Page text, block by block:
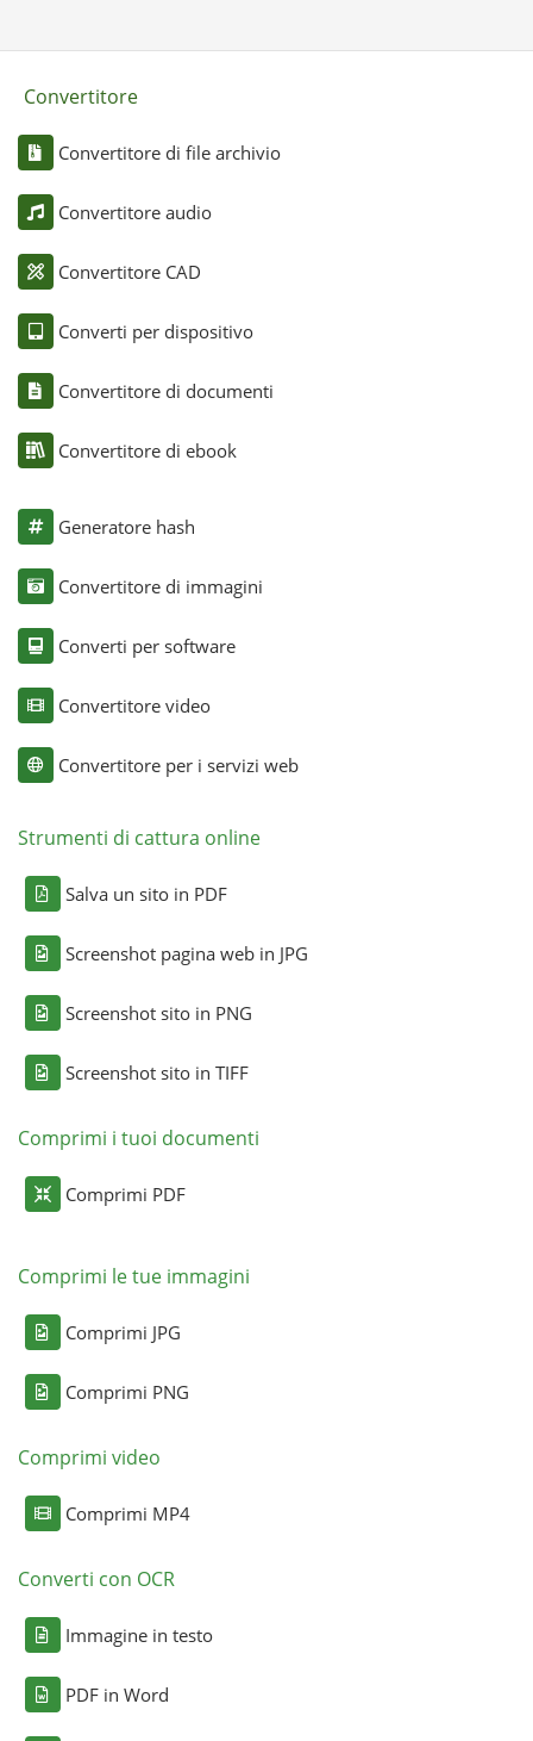
Convertitore
Convertitore di file archivio
Convertitore audio
Convertitore CAD
Converti per dispositivo
Convertitore di documenti
Convertitore di ebook
Generatore hash
Convertitore di immagini
Converti per software
Convertitore video
Convertitore per i servizi web
Strumenti di cattura online
Salva un sito in PDF
Screenshot pagina web in JPG
Screenshot sito in PNG
Screenshot sito in TIFF
Comprimi i tuoi documenti
Comprimi PDF
Comprimi le tue immagini
Comprimi JPG
Comprimi PNG
Comprimi video
Comprimi MP4
Converti con OCR
Immagine in testo
PDF in Word